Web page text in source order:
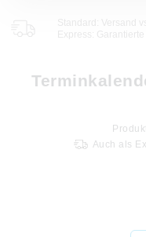
Express:
Auch als